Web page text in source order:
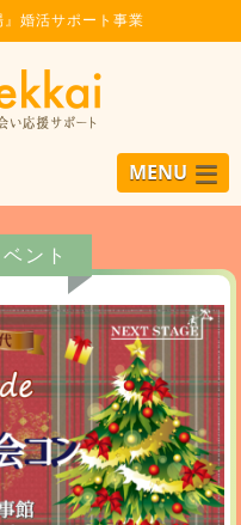
婚活サポート事業
MENU
ント